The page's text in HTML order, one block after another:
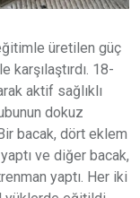
üretilen güç
karşılaştırdı. 18-
aktif sağlıklı
dokuz
bacak, dört eklem
ve diğer bacak,
yaptı. Her iki